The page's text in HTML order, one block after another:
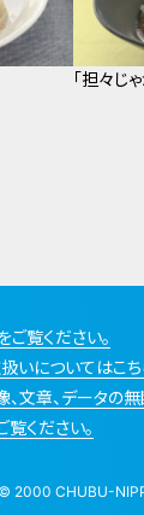
「担々じ
覧ください。
いについてはこち
文章、データの無
ください。
CHUBU-